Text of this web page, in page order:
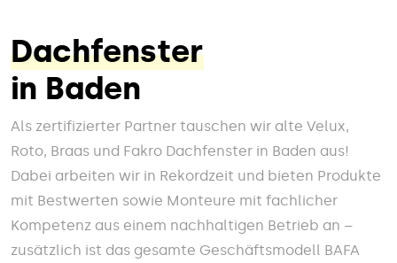
Dachfenster
in Baden
Als zertifizierter Partner tauschen wir alte Velux,
Roto, Braas und Fakro Dachfenster in Baden aus!
Dabei arbeiten wir in Rekordzeit und bieten Produkte
mit Bestwerten sowie Monteure mit fachlicher
Kompetenz aus einem nachhaltigen Betrieb an –
zusätzlich ist das gesamte Geschäftsmodell BAFA